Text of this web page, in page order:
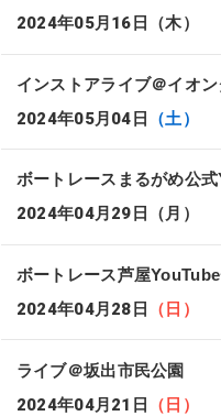
2024年05月16日 （木）
インストアライブ＠イオ
2024年05月04日 （土）
ボートレースまるがめ公
2024年04月29日 （月）
ボートレース芦屋
2024年04月28日 （日）
ライブ＠坂出市民公園
2024年04月21日 （日）